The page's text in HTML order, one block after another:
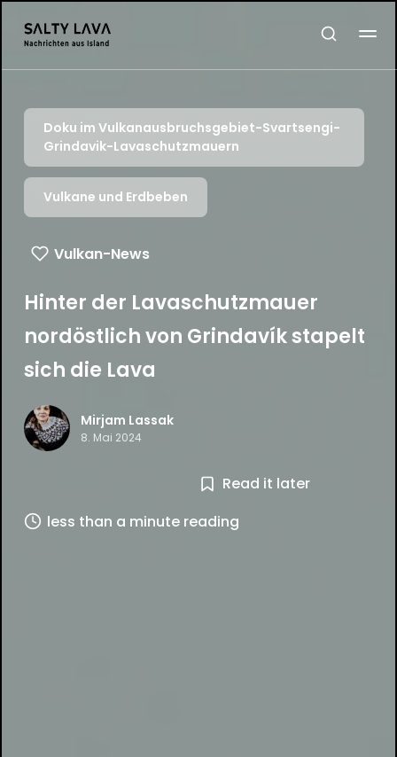
Doku im Vulkanausbruchsgebiet-Svartsengi-
Grindavik-Lavaschutzmauern
Vulkane und Erdbeben
Vulkan-News
Hinter der Lavaschutzmauer
nordöstlich von Grindavík stapelt
sich die Lava
Mirjam Lassak
8. Mai 2024
Read it later
less than a minute reading